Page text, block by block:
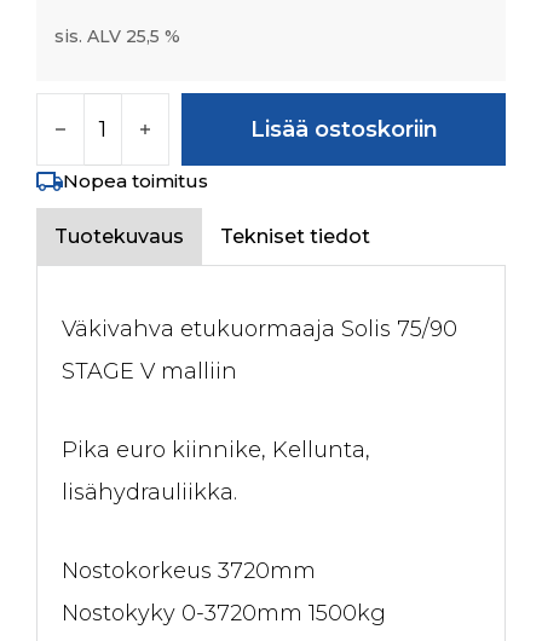
sis. ALV 25,5 %
Lisää ostoskoriin
Nopea toimitus
Tuotekuvaus Tekniset tiedot
Väkivahva etukuormaaja Solis 75/90
STAGE V malliin
Pika euro kiinnike, Kellunta,
lisähydrauliikka.
Nostokorkeus 3720mm
Nostokyky 0-3720mm 1500kg